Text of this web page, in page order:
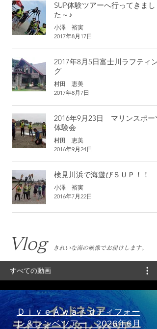
SUP体験ツアーへ行ってきまし
た～♪
小澤 裕実
2017年8月17日
2017年8月5日富士川ラフティン
グ
村田 恵美
2017年8月7日
2016年9月23日 マリンスポー
体験会
村田 恵美
2016年9月24日
検見川浜で海遊びＳＵＰ！！
小澤 裕実
2016年7月22日
​Vlog きれいな海の映像でお届けします。
すべての動画
ＤｉｖｅＡｗａｒｄティフォー
レ＆レンベツアー 2026年6月